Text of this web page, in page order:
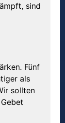
sind
Fünf
als
sollten